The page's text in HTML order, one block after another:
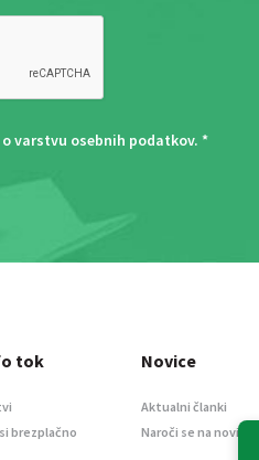
varstvu osebnih podatkov. *
tok
brezplačno
Novice
Aktualni članki
Naroči se na novice